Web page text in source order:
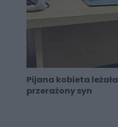
Pijana kobieta
przerażony syn